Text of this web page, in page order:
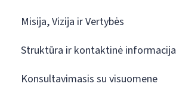
Misija, Vizija ir Vertybės
Struktūra ir kontaktinė informacija
Konsultavimasis su visuomene